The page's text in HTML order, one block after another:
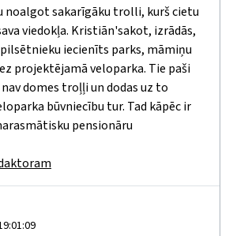
noalgot sakarīgāku trolli, kurš cietu
viedokļa. Kristiān'sakot, izrādās,
iecienīts parks, māmiņu
projektējamā veloparka. Tie paši
domes troļļi un dodas uz to
būvniecību tur. Tad kāpēc ir
pensionāru